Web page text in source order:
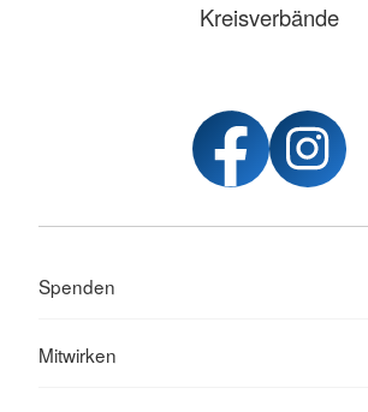
Kreisverbände
Spenden
Mitwirken